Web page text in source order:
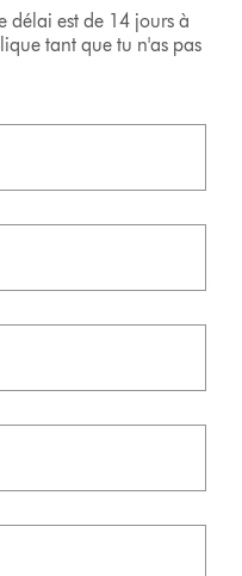
délai est de 14 jours à
tant que tu n'as pas